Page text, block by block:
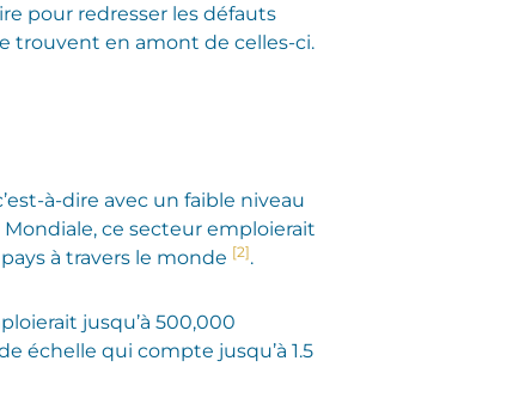
pour redresser les défauts
trouvent en amont de celles-ci.
à-dire avec un faible niveau
Mondiale, ce secteur emploierait
à travers le monde [2].
jusqu’à 500,000
échelle qui compte jusqu’à 1.5